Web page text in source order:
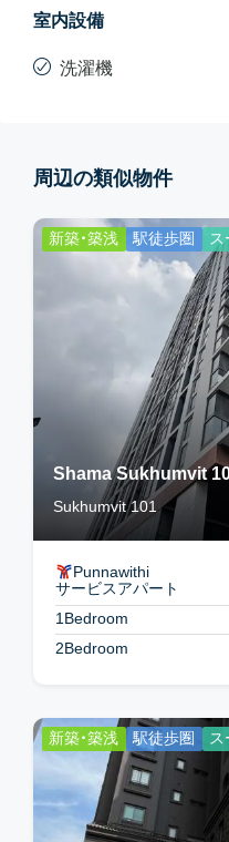
室内設備
洗濯機
周辺の類似物件
新築・築浅 駅徒歩圏 ス
Shama Sukhumvit
Sukhumvit 101
Punnawithi
サービスアパート
1Bedroom
2Bedroom
新築・築浅 駅徒歩圏 ス